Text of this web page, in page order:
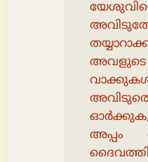
അവളുടെ
ഓർക്കുക,
അപ്പം